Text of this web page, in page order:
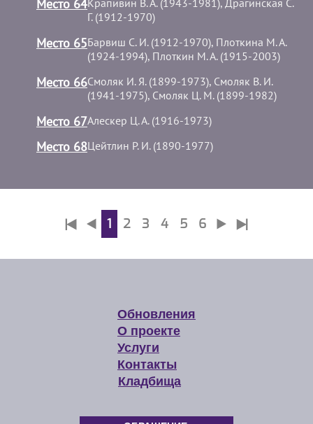
Место 64
Г. (1912-1970)
Место 65Барвиш С. И. (1912-1970), Плоткина М. А.
(1924-1994), Плоткин М. А. (1915-2003)
Место 66Смоляк И. Я. (1899-1973), Смоляк В. И.
(1941-1975), Смоляк Ц. М. (1899-1982)
Место 67Алескер Ц. А. (1916-1973)
Место 68Цейтлин Р. И. (1890-1977)
1 2 3 4 5 6
Обновления
О проекте
Услуги
Контакты
Кладбища